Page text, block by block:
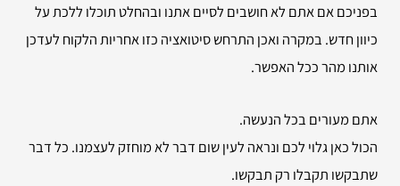
בפניכם אם אתם לא חושבים לסיים אתנו ובהחלט תוכלו ללכת על
כיוון חדש. במקרה ואכן התרחש סיטואציה כזו אחריות הלקוח לעדכן
אותנו מהר ככל האפשר.
אתם מעורים בכל הנעשה.
הכול כאן גלוי לכם ונראה לעין שום דבר לא מוחזק לעצמנו. כל דבר
שתבקשו תקבלו רק תבקשו.